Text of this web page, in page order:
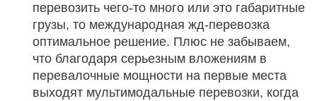
перевозить чего-то много или это габаритные
грузы, то международная жд-перевозка
оптимальное решение. Плюс не забываем,
что благодаря серьезным вложениям в
перевалочные мощности на первые места
выходят мультимодальные перевозки, когда